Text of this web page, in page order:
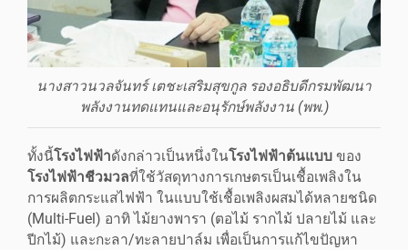
นางสาวนวลจันทร์ เตชะเสริมสุขกูล รองอธิบดีกรมพัฒนา
พลังงานทดแทนและอนุรักษ์พลังงาน (พพ.)
ทั้งนี้โรงไฟฟ้าดังกล่าวเป็นหนึ่งในโรงไฟฟ้าต้นแบบ ของ
โรงไฟฟ้าชีวมวลที่ใช้วัสดุทางการเกษตรเป็นเชื้อเพลิงใน
การผลิตกระแสไฟฟ้า ในแบบใช้เชื้อเพลิงผสมได้หลายชนิด
(Multi-Fuel) อาทิ ไม้ยางพารา (ตอไม้ รากไม้ ปลายไม้ และ
ปีกไม้) และกะลา/ทะลายปาล์ม เพื่อเป็นการแก้ไขปัญหา